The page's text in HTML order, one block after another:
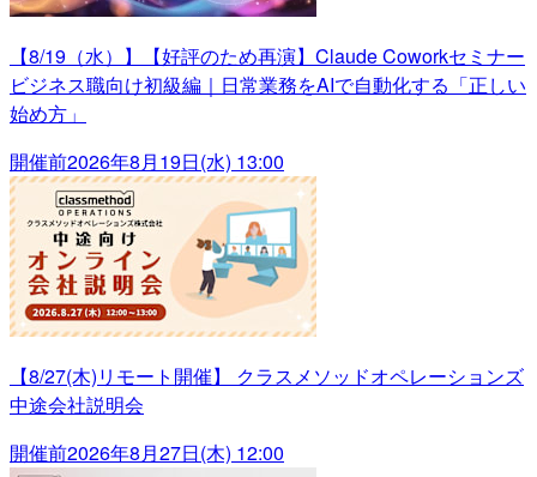
【8/19（水）】【好評のため再演】Claude Coworkセミナー
ビジネス職向け初級編｜日常業務をAIで自動化する「正しい
始め方」
開催前2026年8月19日(水) 13:00
【8/27(木)リモート開催】 クラスメソッドオペレーションズ
中途会社説明会
開催前2026年8月27日(木) 12:00